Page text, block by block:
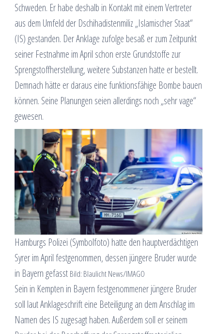
Schweden. Er habe deshalb in Kontakt mit einem Vertreter
aus dem Umfeld der Dschihadistenmiliz „Islamischer Staat“
(IS) gestanden. Der Anklage zufolge besaß er zum Zeitpunkt
seiner Festnahme im April schon erste Grundstoffe zur
Sprengstoffherstellung, weitere Substanzen hatte er bestellt.
Demnach hätte er daraus eine funktionsfähige Bombe bauen
können. Seine Planungen seien allerdings noch „sehr vage“
gewesen.
Hamburgs Polizei (Symbolfoto) hatte den hauptverdächtigen
Syrer im April festgenommen, dessen jüngere Bruder wurde
in Bayern gefasst Bild: Blaulicht News/IMAGO
Sein in Kempten in Bayern festgenommener jüngere Bruder
soll laut Anklageschrift eine Beteiligung an dem Anschlag im
Namen des IS zugesagt haben. Außerdem soll er seinem